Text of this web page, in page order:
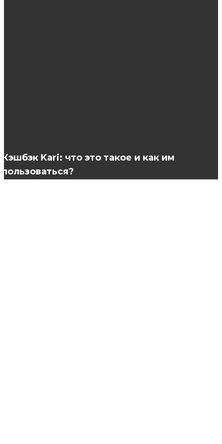
Кэшбэк Kari: что это такое и как им
пользоваться?